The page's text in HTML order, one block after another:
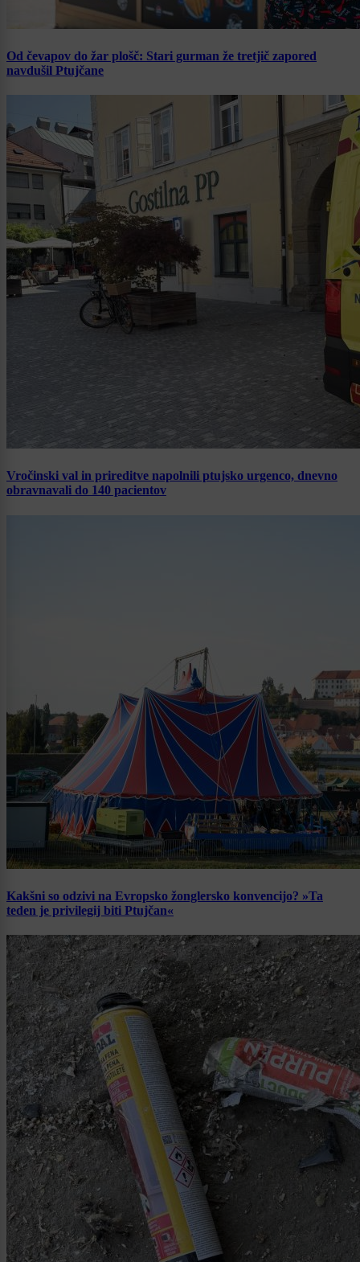
Od čevapov do žar plošč: Stari gurman že tretjič zapored
navdušil Ptujčane
Vročinski val in prireditve napolnili ptujsko urgenco, dnevno
obravnavali do 140 pacientov
Kakšni so odzivi na Evropsko žonglersko konvencijo? »Ta
teden je privilegij biti Ptujčan«